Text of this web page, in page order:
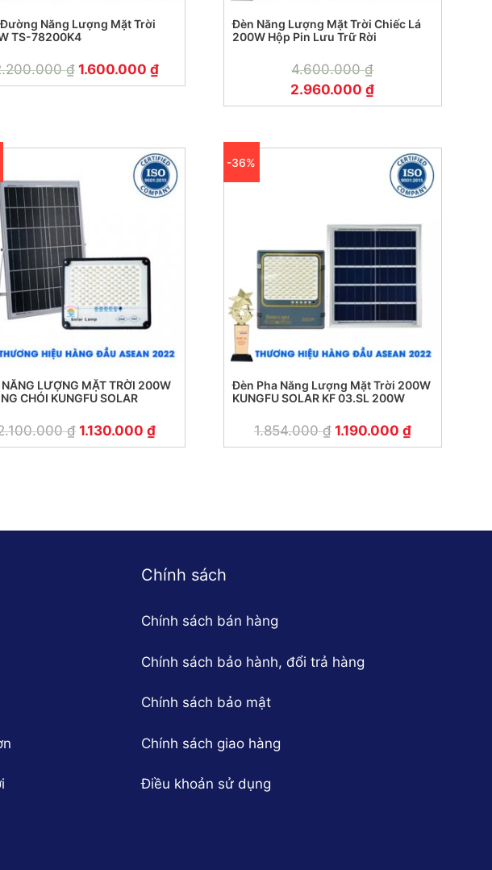
Năng Lượng Mặt Trời
TS-78200K4
₫ 1.600.000 ₫
Đèn Năng Lượng Mặt Trời Chiếc Lá
200W Hộp Pin Lưu Trữ Rời
4.600.000₫
2.960.000₫
LƯỢNG MẶT TRỜI 200W
CHỐNG CHÓI KUNGFU SOLAR
₫ 1.130.000 ₫
-36%
Đèn Pha Năng Lượng Mặt Trời 200W
KUNGFU SOLAR KF 03.SL 200W
1.854.000₫ 1.190.000 ₫
Chính sách
Chính sách bán hàng
Chính sách bảo hành, đổi trả hàng
Chính sách bảo mật
Chính sách giao hàng
Điều khoản sử dụng